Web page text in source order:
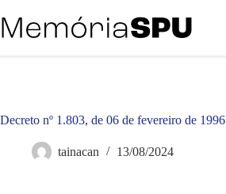
para
o
Decreto nº 1.803, de 06 de fevereiro de 1996
tainacan 13/08/2024